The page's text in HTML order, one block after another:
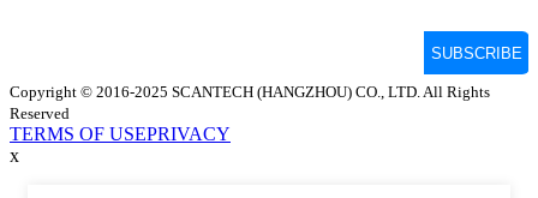
Copyright © 2016-2025 SCANTECH (HANGZHOU) CO., LTD. All Rights
Reserved
TERMS OF USEPRIVACY
x